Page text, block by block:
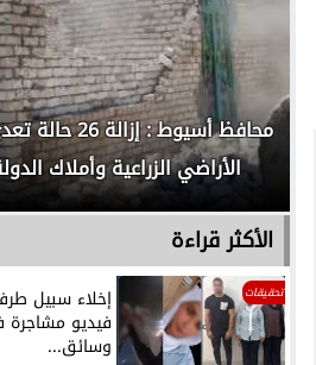
محافظ أسيوط :
الأراضي الزراعية وأملاك
الأكثر قراءة
تحقيقات إخلاء سبيل
فيديو مشاجرة
وسائق...